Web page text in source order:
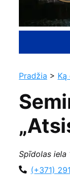
Pradžia > Ką
Spīdolas iela
(+371)